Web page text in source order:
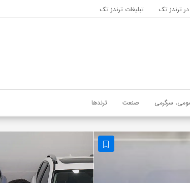
ترندز تک تبلیغات ترندز تک
سرگرمی صنعت ترندها